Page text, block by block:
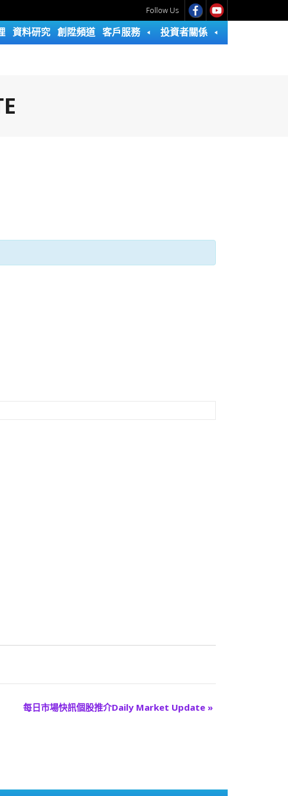
Follow Us
資料研究 創陞頻道 客戶服務 投資者關係
每日市場快訊個股推介Daily Market Update »